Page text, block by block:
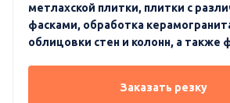
метлахской плитки, плитки с
фасками, обработка
облицовки стен и колонн, а также
Заказать резку